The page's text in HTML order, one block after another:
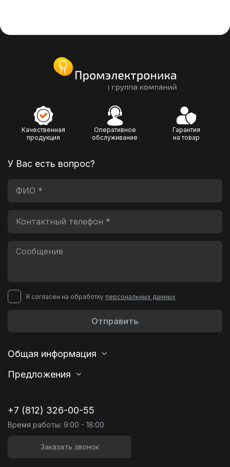
Качественная
продукция
Оперативное
обслуживание
Гарантия
на товар
У Вас есть вопрос?
Я согласен на обработку персональных данных
Отправить
Общая информация
Предложения
+7 (812) 326-00-55
Время работы: 9:00 - 18:00
Заказать звонок